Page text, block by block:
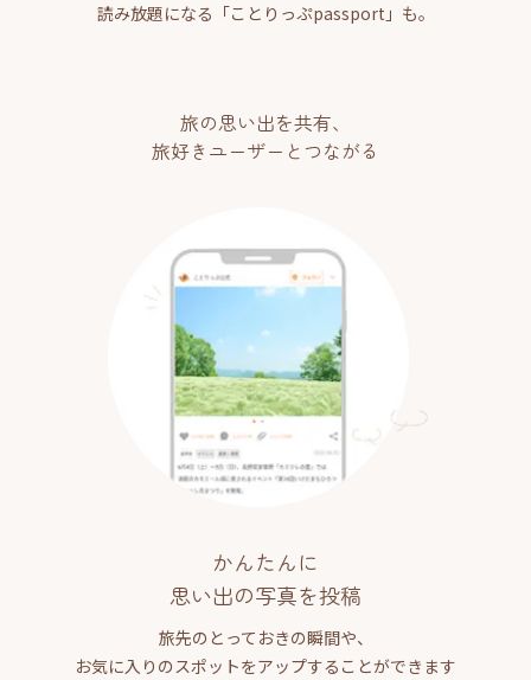
読み放題になる「ことりっぷpassport」も。
旅の思い出を共有、
旅好きユーザーとつながる
かんたんに
思い出の写真を投稿
旅先のとっておきの瞬間や、
お気に入りのスポットをアップすることができます